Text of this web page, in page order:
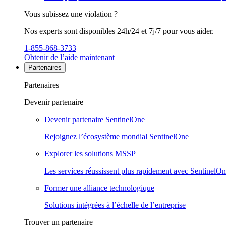
Vous subissez une violation ?
Nos experts sont disponibles 24h/24 et 7j/7 pour vous aider.
1-855-868-3733
Obtenir de l’aide maintenant
Partenaires
Partenaires
Devenir partenaire
Devenir partenaire SentinelOne
Rejoignez l’écosystème mondial SentinelOne
Explorer les solutions MSSP
Les services réussissent plus rapidement avec
Former une alliance technologique
Solutions intégrées à l’échelle de l’entreprise
Trouver un partenaire